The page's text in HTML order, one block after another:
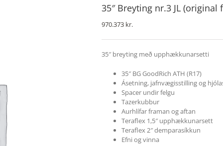
35″ Breyting nr.3 JL (original
970.373 kr.
35″ breyting með upphækkunarsetti
35″ BG GoodRich ATH (R17)
Ásetning, jafnvægisstilling og
Spacer undir felgu
Tazerkubbur
Aurhlífar framan og aftan
Teraflex 1,5″ upphækkunarsett
Teraflex 2″ demparasíkkun
Efni og vinna